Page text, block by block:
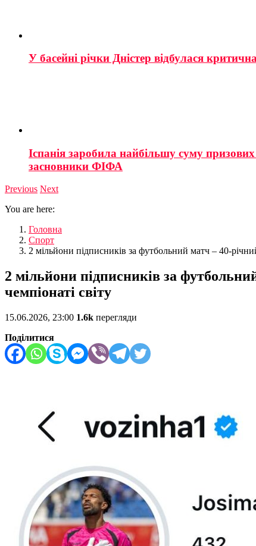
У басейні річки Дністер відбулася
Іспанія заробила найбільшу суму
засновники ФІФА
Previous Next
You are here:
Головна
Спорт
2 мільйони підписників за футбольний матч – 40-
2 мільйони підписників за
чемпіонаті світу
15.06.2026, 23:00 1.6k перегляди
Поділитися